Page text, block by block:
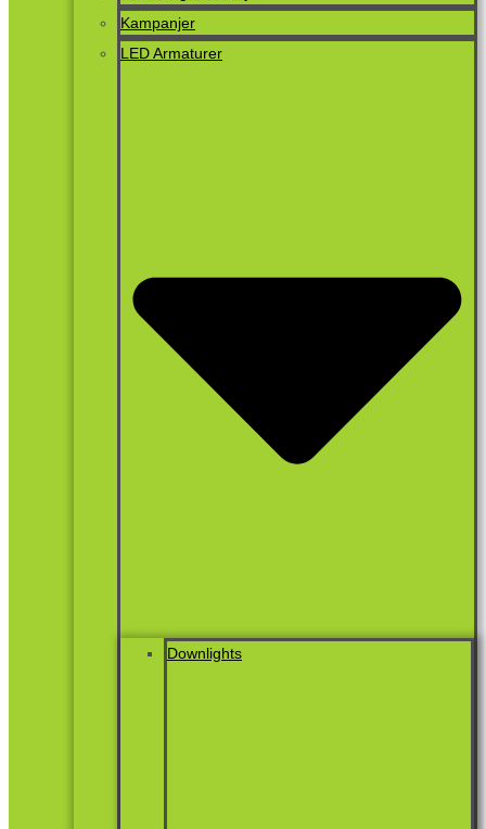
Kampanjer
LED Armaturer
Downlights